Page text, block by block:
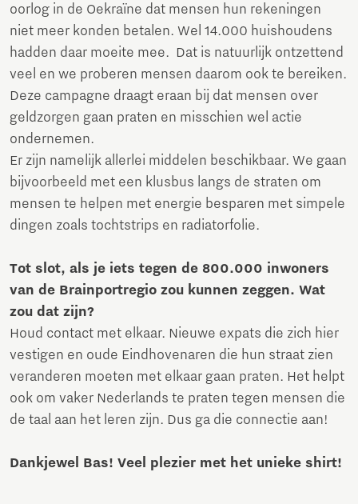
oorlog in de Oekraïne dat mensen hun rekeningen
niet meer konden betalen. Wel 14.000 huishoudens
hadden daar moeite mee. Dat is natuurlijk ontzettend
veel en we proberen mensen daarom ook te bereiken.
Deze campagne draagt eraan bij dat mensen over
geldzorgen gaan praten en misschien wel actie
ondernemen.
Er zijn namelijk allerlei middelen beschikbaar. We gaan
bijvoorbeeld met een klusbus langs de straten om
mensen te helpen met energie besparen met simpele
dingen zoals tochtstrips en radiatorfolie.
Tot slot, als je iets tegen de 800.000 inwoners
van de Brainportregio zou kunnen zeggen. Wat
zou dat zijn?
Houd contact met elkaar. Nieuwe expats die zich hier
vestigen en oude Eindhovenaren die hun straat zien
veranderen moeten met elkaar gaan praten. Het helpt
ook om vaker Nederlands te praten tegen mensen die
de taal aan het leren zijn. Dus ga die connectie aan!
Dankjewel Bas! Veel plezier met het unieke shirt!